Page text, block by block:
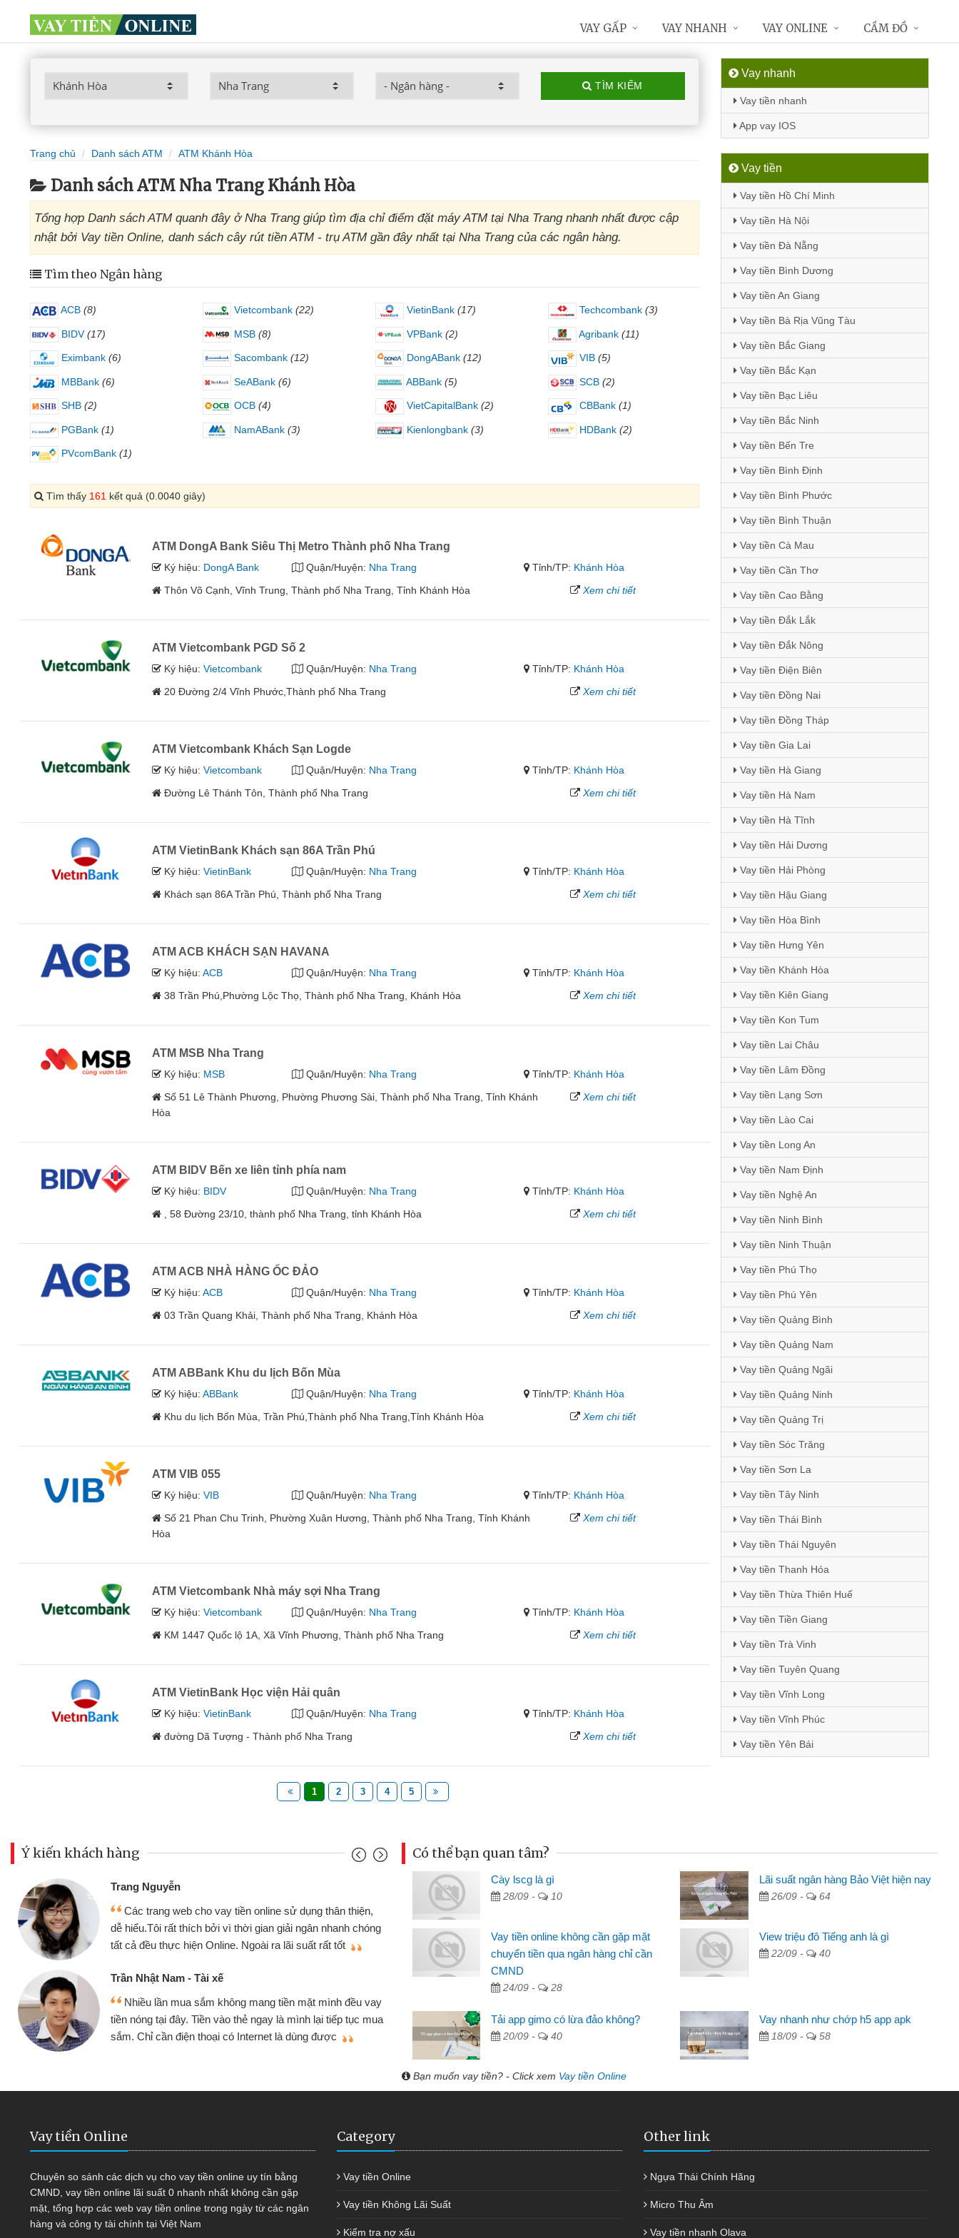
TÌM KIẾM
Trang chủ Danh sách ATM ATM Khánh Hòa
Danh sách ATM Nha Trang Khánh Hòa
Tổng hợp Danh sách ATM quanh đây ở Nha Trang giúp tìm địa chỉ điểm đặt máy ATM tại Nha Trang nhanh nhất được cập
nhật bởi Vay tiền Online, danh sách cây rút tiền ATM - trụ ATM gần đây nhất tại Nha Trang của các ngân hàng.
Tìm theo Ngân hàng
ACB (8) Vietcombank (22) VietinBank (17) Techcombank (3)
BIDV (17) MSB (8) VPBank (2) Agribank (11)
Eximbank (6) Sacombank (12) DongABank (12) VIB (5)
MBBank (6) SeABank (6) ABBank (5) SCB (2)
SHB (2) OCB (4) VietCapitalBank (2) CBBank (1)
PGBank (1) NamABank (3) Kienlongbank (3) HDBank (2)
PVcomBank (1)
Tìm thấy 161 kết quả (0.0040 giây)
ATM DongA Bank Siêu Thị Metro Thành phố Nha Trang
Ký hiệu: DongA Bank Quận/Huyện: Nha Trang Tỉnh/TP: Khánh Hòa
Thôn Võ Cạnh, Vĩnh Trung, Thành phố Nha Trang, Tỉnh Khánh Hòa
Xem chi tiết
ATM Vietcombank PGD Số 2
Ký hiệu:Vietcombank Quận/Huyện: Nha Trang Tỉnh/TP: Khánh Hòa
20 Đường 2/4 Vĩnh Phước,Thành phố Nha Trang
Xem chi tiết
ATM Vietcombank Khách Sạn Logde
Ký hiệu:Vietcombank Quận/Huyện: Nha Trang Tỉnh/TP: Khánh Hòa
Đường Lê Thánh Tôn, Thành phố Nha Trang
Xem chi tiết
ATM VietinBank Khách sạn 86A Trần Phú
Ký hiệu:VietinBank Quận/Huyện: Nha Trang Tỉnh/TP: Khánh Hòa
Khách sạn 86A Trần Phú, Thành phố Nha Trang
Xem chi tiết
ATM ACB KHÁCH SẠN HAVANA
Ký hiệu:ACB Quận/Huyện: Nha Trang Tỉnh/TP: Khánh Hòa
38 Trần Phú,Phường Lộc Thọ, Thành phố Nha Trang, Khánh Hòa
Xem chi tiết
ATM MSB Nha Trang
Ký hiệu: MSB Quận/Huyện: Nha Trang Tỉnh/TP: Khánh Hòa
Số 51 Lê Thành Phương, Phường Phương Sài, Thành phố Nha Trang, Tỉnh Khánh
Hòa
Xem chi tiết
ATM BIDV Bến xe liên tỉnh phía nam
Ký hiệu: BIDV Quận/Huyện: Nha Trang Tỉnh/TP: Khánh Hòa
, 58 Đường 23/10, thành phố Nha Trang, tỉnh Khánh Hòa
Xem chi tiết
ATM ACB NHÀ HÀNG ỐC ĐẢO
Ký hiệu:ACB Quận/Huyện: Nha Trang Tỉnh/TP: Khánh Hòa
03 Trần Quang Khải, Thành phố Nha Trang, Khánh Hòa
Xem chi tiết
ATM ABBank Khu du lịch Bốn Mùa
Ký hiệu:ABBank Quận/Huyện: Nha Trang Tỉnh/TP: Khánh Hòa
Khu du lịch Bốn Mùa, Trần Phú,Thành phố Nha Trang,Tỉnh Khánh Hòa
Xem chi tiết
ATM VIB 055
Ký hiệu:VIB Quận/Huyện: Nha Trang Tỉnh/TP: Khánh Hòa
Số 21 Phan Chu Trinh, Phường Xuân Hương, Thành phố Nha Trang, Tỉnh Khánh
Hòa
Xem chi tiết
ATM Vietcombank Nhà máy sợi Nha Trang
Ký hiệu:Vietcombank Quận/Huyện: Nha Trang Tỉnh/TP: Khánh Hòa
KM 1447 Quốc lộ 1A, Xã Vĩnh Phương, Thành phố Nha Trang
Xem chi tiết
ATM VietinBank Học viện Hải quân
Ký hiệu:VietinBank Quận/Huyện: Nha Trang Tỉnh/TP: Khánh Hòa
đường Dã Tượng - Thành phố Nha Trang
Xem chi tiết
1 2 3 4 5
Vay nhanh
Vay tiền nhanh
App vay IOS
Vay tiền
Vay tiền Hồ Chí Minh
Vay tiền Hà Nội
Vay tiền Đà Nẵng
Vay tiền Bình Dương
Vay tiền An Giang
Vay tiền Bà Rịa Vũng Tàu
Vay tiền Bắc Giang
Vay tiền Bắc Kạn
Vay tiền Bạc Liêu
Vay tiền Bắc Ninh
Vay tiền Bến Tre
Vay tiền Bình Định
Vay tiền Bình Phước
Vay tiền Bình Thuận
Vay tiền Cà Mau
Vay tiền Cần Thơ
Vay tiền Cao Bằng
Vay tiền Đắk Lắk
Vay tiền Đắk Nông
Vay tiền Điện Biên
Vay tiền Đồng Nai
Vay tiền Đồng Tháp
Vay tiền Gia Lai
Vay tiền Hà Giang
Vay tiền Hà Nam
Vay tiền Hà Tĩnh
Vay tiền Hải Dương
Vay tiền Hải Phòng
Vay tiền Hậu Giang
Vay tiền Hòa Bình
Vay tiền Hưng Yên
Vay tiền Khánh Hòa
Vay tiền Kiên Giang
Vay tiền Kon Tum
Vay tiền Lai Châu
Vay tiền Lâm Đồng
Vay tiền Lạng Sơn
Vay tiền Lào Cai
Vay tiền Long An
Vay tiền Nam Định
Vay tiền Nghệ An
Vay tiền Ninh Bình
Vay tiền Ninh Thuận
Vay tiền Phú Thọ
Vay tiền Phú Yên
Vay tiền Quảng Bình
Vay tiền Quảng Nam
Vay tiền Quảng Ngãi
Vay tiền Quảng Ninh
Vay tiền Quảng Trị
Vay tiền Sóc Trăng
Vay tiền Sơn La
Vay tiền Tây Ninh
Vay tiền Thái Bình
Vay tiền Thái Nguyên
Vay tiền Thanh Hóa
Vay tiền Thừa Thiên Huế
Vay tiền Tiền Giang
Vay tiền Trà Vinh
Vay tiền Tuyên Quang
Vay tiền Vĩnh Long
Vay tiền Vĩnh Phúc
Vay tiền Yên Bái
VAY GẤP VAY NHANH VAY ONLINE CẦM ĐỒ
Ý kiến khách hàng
sử dụng thân thiện,
giải ngân nhanh chóng
lãi suất rất tốt
tiền mặt mình đều vay
là mình lại tiếp tục mua
là dùng được
Mình cần tiền gấp nên định cầm cố chiếc xe wave
nhưng thật may đã có gói vay tiền bằng CMND online
không cần gặp mặt nên rất tiện lợi, sẽ giới thiệu cho bạn
bè biết
Tôi kinh doanh buôn bán nhỏ lẻ nhiều lúc cần vốn nhập
hàng, nhờ biết đến website qua bạn bè giới thiệu tôi đã giải
quyết được công việc của mình nhanh chóng
Mai Lan - Sinh viên
Tôi biết đến thông qua quảng cáo trên facebook. Tôi là
sinh viên nên cần đóng tiền nhà, sinh nhật bạn bè, mà đọc
thấy thủ tục nhanh gọn nên tôi quyết định vay
cần có 2 triệu để giải quyết việc riêng, trong 1-2 ngày tôi trả
được thôi. Cảm ơn đã giúp tôi kịp thời và nhanh chóng
Có thể bạn quan tâm?
Cày lscg là gì
28/09 - 10
Lãi suất ngân hàng Bảo Việt hiện nay
26/09 - 64
Vay tiền online không cần gặp mặt
chuyển tiền qua ngân hàng chỉ cần
CMND
24/09 - 28
View triệu đô Tiếng anh là gì
22/09 - 40
Tải app gimo có lừa đảo không?
20/09 - 40
Vay nhanh như chớp h5 app apk
18/09 - 58
Bạn muốn vay tiền? - Click xem Vay tiền Online
Vay tiền Online
Chuyên so sánh các dịch vụ cho vay tiền online uy tín bằng
CMND, vay tiền online lãi suất 0 nhanh nhất không cần gặp
mặt, tổng hợp các web vay tiền online trong ngày từ các ngân
hàng và công ty tài chính tại Việt Nam
Category
Vay tiền Online
Vay tiền Không Lãi Suất
Kiểm tra nợ xấu
Other link
Ngựa Thái Chính Hãng
Micro Thu Âm
Vay tiền nhanh Olava